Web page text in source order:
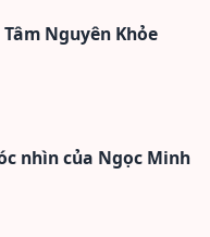
Nguyên Khỏe
nhìn của Ngọc Minh